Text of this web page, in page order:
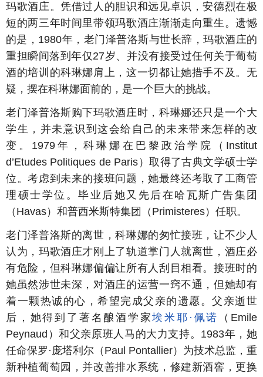
玛歌酒庄。凭借过人的胆识和远见卓识，安德烈在极
短的两三年时间里带领玛歌酒庄渐渐走向重生。遗憾
的是，1980年，老门泽普洛斯与世长辞，玛歌酒庄的
重担瞬间落到年仅27岁、并没有接受过任何关于葡萄
酒的培训的科琳娜肩上，这一切都让她措手不及。无
疑，摆在科琳娜面前的，是一个巨大的挑战。
老门泽普洛斯购下玛歌酒庄时，科琳娜还只是一个大
学生，并未意识到这会给自己的未来带来怎样的改
变。1979年，科琳娜在巴黎政治学院（Institut
d’Etudes Politiques de Paris）取得了古典文学硕士学
位。考虑到未来的接班问题，她最终还考取了工商管
理硕士学位。毕业后她又先后在哈瓦斯广告集团
（Havas）和普西米斯特集团（Primisteres）任职。
老门泽普洛斯的离世，科琳娜的匆忙接班，让不少人
认为，玛歌酒庄才刚上了轨道掌门人就离世，酒庄必
有危险，但科琳娜偏偏让所有人刮目相看。接班时的
她虽然涉世未深，对酒庄的运营一窍不通，但她却有
着一颗热诚的心，希望完成父亲的遗愿。父亲逝世
后，她得到了著名酿酒学家埃米耶·佩诺
（Emile
Peynaud）和父亲原班人马的大力支持。1983年，她
任命保罗·庞塔利尔（Paul Pontallier）为技术总监，重
新种植葡萄园，并改善排水系统，修建新酒窖，更换